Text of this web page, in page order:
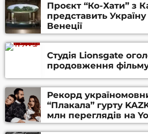
Проєкт “Ко-Хати” з
представить
Венеції
Студія Lionsgate
продовження
Рекорд
“Плакала” гурту
млн переглядів на